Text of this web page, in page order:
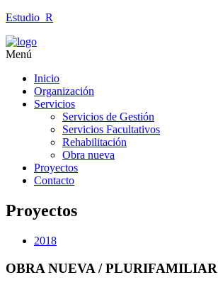
Estudio_R
Menú
Inicio
Organización
Servicios
Servicios de Gestión
Servicios Facultativos
Rehabilitación
Obra nueva
Proyectos
Contacto
Proyectos
2018
OBRA NUEVA / PLURIFAMILIAR